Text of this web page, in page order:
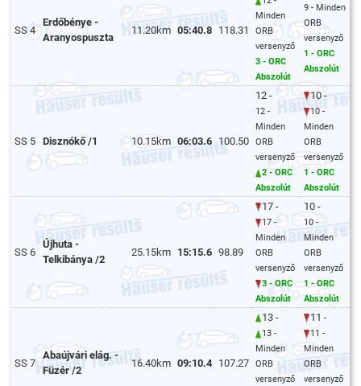
SS 4
Erdőbénye -
Aranyospuszta
11.20km 05:40.8 118.31
Minden
ORB
versenyző
3 - ORC
Abszolút
9 - Minden
ORB
versenyző
1 - ORC
Abszolút
SS 5 Disznókő /1 10.15km 06:03.6 100.50
12 -
12 -
Minden
ORB
versenyző
2 - ORC
Abszolút
10 -
10 -
Minden
ORB
versenyző
1 - ORC
Abszolút
SS 6
Újhuta -
Telkibánya /2
25.15km 15:15.6 98.89
17 -
17 -
Minden
ORB
versenyző
3 - ORC
Abszolút
10 -
10 -
Minden
ORB
versenyző
1 - ORC
Abszolút
SS 7
Abaújvári elág. -
Füzér /2
16.40km 09:10.4 107.27
13 -
13 -
Minden
ORB
versenyző
11 -
11 -
Minden
ORB
versenyző